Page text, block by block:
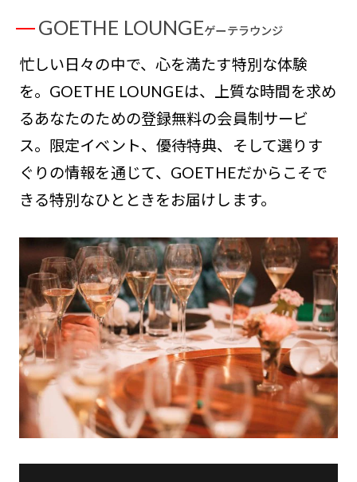
GOETHE LOUNGEゲーテラウンジ
忙しい日々の中で、心を満たす特別な体験
を。GOETHE LOUNGEは、上質な時間を求め
るあなたのための登録無料の会員制サービ
ス。限定イベント、優待特典、そして選りす
ぐりの情報を通じて、GOETHEだからこそで
きる特別なひとときをお届けします。